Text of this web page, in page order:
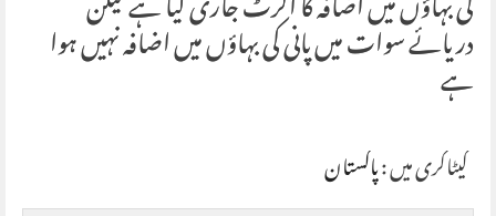
دریائے سوات میں پانی کی بہاؤں میں اضافہ نہیں ہوا
ہے
کیٹاگری میں :پاکستان